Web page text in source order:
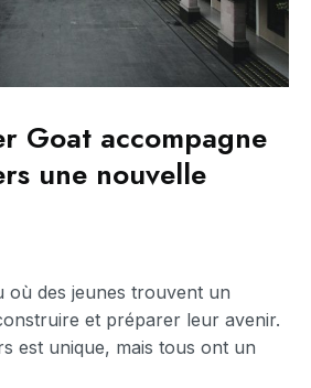
Goat accompagne
une nouvelle
où des jeunes trouvent un
et préparer leur avenir.
est unique, mais tous ont un